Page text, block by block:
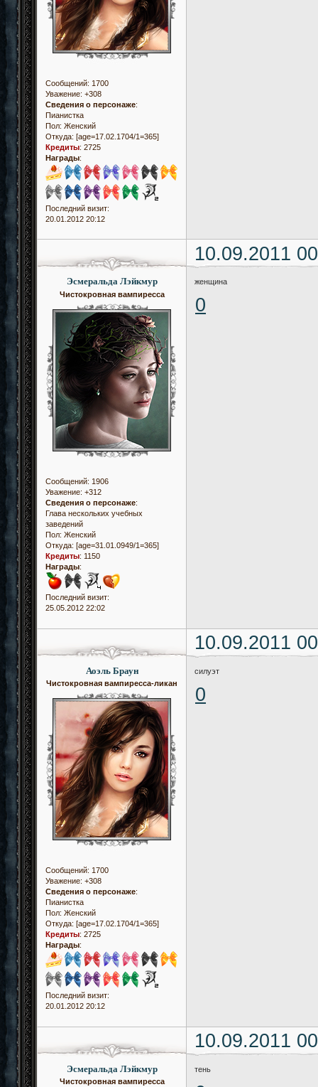
Сообщений: 1700
Уважение: +308
Сведения о персонаже:
Пианистка
Пол: Женский
Откуда: [age=17.02.1704/1=365]
Кредиты: 2725
Награды:
Последний визит:
20.01.2012 20:12
10.09.2011
Эсмеральда Лэйкмур
Чистокровная вампиресса
Сообщений: 1906
Уважение: +312
Сведения о персонаже:
Глава нескольких учебных
заведений
Пол: Женский
Откуда: [age=31.01.0949/1=365]
Кредиты: 1150
Награды:
Последний визит:
25.05.2012 22:02
женщина
0
10.09.2011
Аоэль Браун
Чистокровная вампиресса-ликан
Сообщений: 1700
Уважение: +308
Сведения о персонаже:
Пианистка
Пол: Женский
Откуда: [age=17.02.1704/1=365]
Кредиты: 2725
Награды:
Последний визит:
20.01.2012 20:12
силуэт
0
10.09.2011
Эсмеральда Лэйкмур
Чистокровная вампиресса
тень